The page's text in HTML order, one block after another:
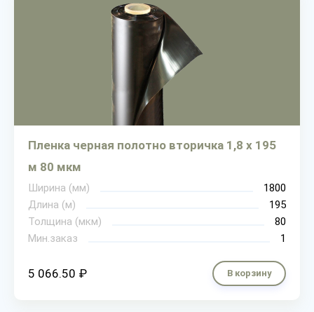
Пленка черная полотно вторичка 1,8 х 195
м 80 мкм
Ширина (мм)
1800
Длина (м)
195
Толщина (мкм)
80
Мин.заказ
1
5 066.50 ₽ В корзину